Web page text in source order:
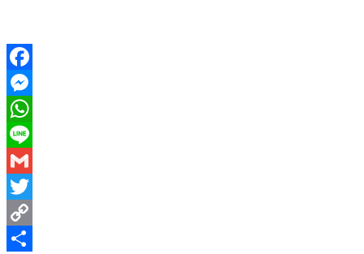
Facebook
Messenger
WhatsApp
Line
Gmail
Twitter
Copy